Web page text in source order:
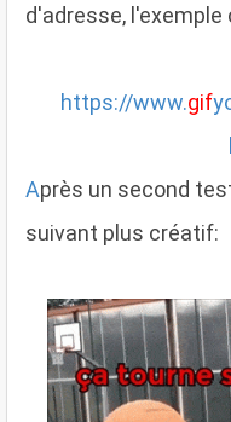
d'adresse,
https://www.gif
Après un second
suivant plus créatif: